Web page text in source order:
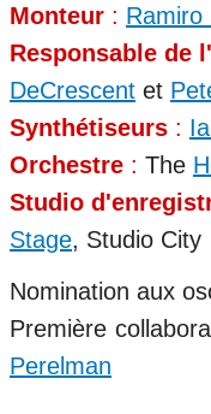
Monteur : Ramiro
Responsable de
DeCrescent et
Synthétiseurs :
Orchestre : The
Studio
Stage, Studio City
Nomination aux
Première
Perelman